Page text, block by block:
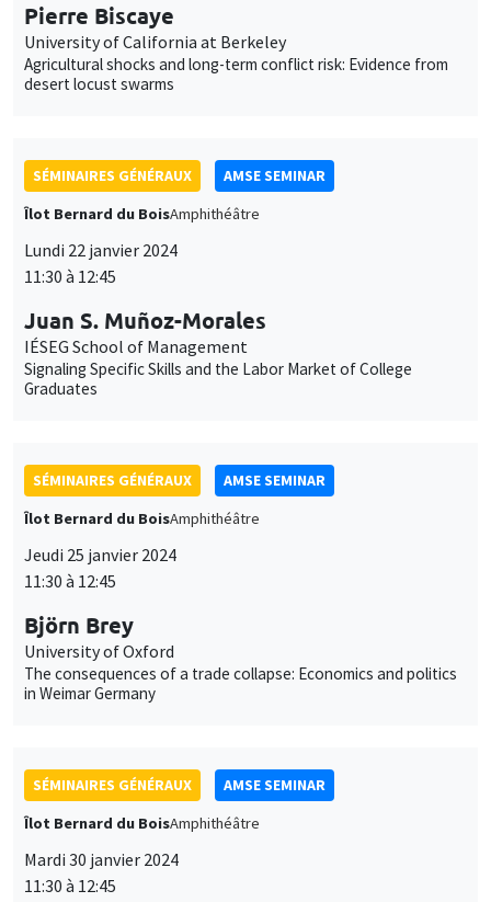
Pierre Biscaye
University of California at Berkeley
Agricultural shocks and long-term conflict risk: Evidence from
desert locust swarms
SÉMINAIRES GÉNÉRAUX
AMSE SEMINAR
Îlot Bernard du BoisAmphithéâtre
Lundi 22 janvier 2024
11:30 à 12:45
Juan S. Muñoz-Morales
IÉSEG School of Management
Signaling Specific Skills and the Labor Market of College
Graduates
SÉMINAIRES GÉNÉRAUX
AMSE SEMINAR
Îlot Bernard du BoisAmphithéâtre
Jeudi 25 janvier 2024
11:30 à 12:45
Björn Brey
University of Oxford
The consequences of a trade collapse: Economics and politics
in Weimar Germany
SÉMINAIRES GÉNÉRAUX
AMSE SEMINAR
Îlot Bernard du BoisAmphithéâtre
Mardi 30 janvier 2024
11:30 à 12:45